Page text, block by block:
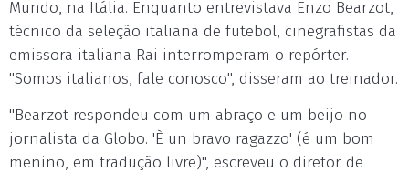
Mundo, na Itália. Enquanto entrevistava Enzo Bearzot,
técnico da seleção italiana de futebol, cinegrafistas da
emissora italiana Rai interromperam o repórter.
"Somos italianos, fale conosco", disseram ao treinador.
"Bearzot respondeu com um abraço e um beijo no
jornalista da Globo. 'È un bravo ragazzo' (é um bom
menino, em tradução livre)", escreveu o diretor de